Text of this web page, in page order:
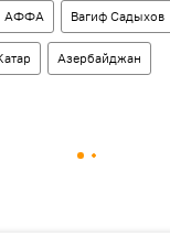
АФФА Вагиф Садыхов
Азербайджан